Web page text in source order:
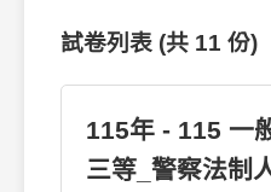
試卷列表 (共 11 份)
115年 - 115 一
三等_警察法制